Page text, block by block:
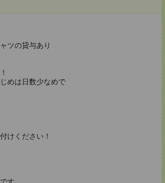
ツの貸与あり
めは日数少なめで
けください！